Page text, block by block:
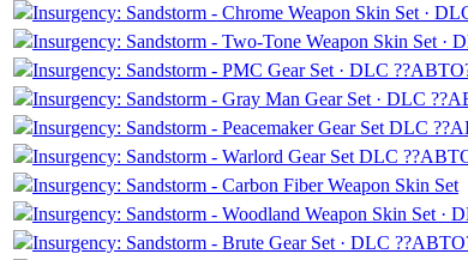
Insurgency: Sandstorm - Chrome Weapon Skin Set ·
Insurgency: Sandstorm - Two-Tone Weapon Skin Set ·
Insurgency: Sandstorm - PMC Gear Set · DLC
Insurgency: Sandstorm - Gray Man Gear Set · DLC
Insurgency: Sandstorm - Peacemaker Gear Set DLC
Insurgency: Sandstorm - Warlord Gear Set DLC
Insurgency: Sandstorm - Carbon Fiber Weapon Skin Set
Insurgency: Sandstorm - Woodland Weapon Skin Set ·
Insurgency: Sandstorm - Brute Gear Set · DLC